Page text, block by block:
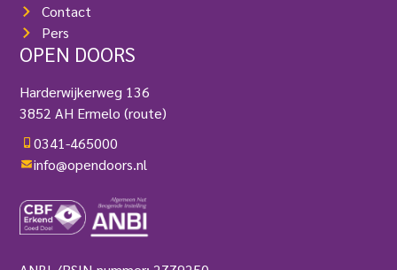
Contact
Pers
OPEN DOORS
Harderwijkerweg 136
3852 AH Ermelo(route)
0341-465000
info@opendoors.nl